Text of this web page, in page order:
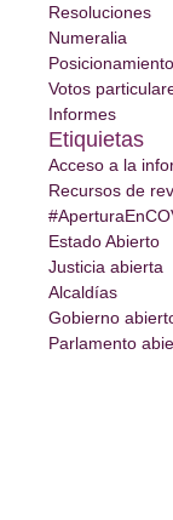
Resoluciones
Numeralia
Votos
Informes
Etiquietas
Acceso a la
Recursos de
Estado Abierto
Justicia abierta
Alcaldías
Gobierno
Parlamento